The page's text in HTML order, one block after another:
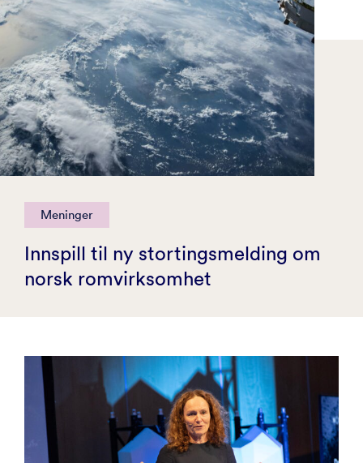
Meninger
Innspill til ny stortingsmelding om
norsk romvirksomhet